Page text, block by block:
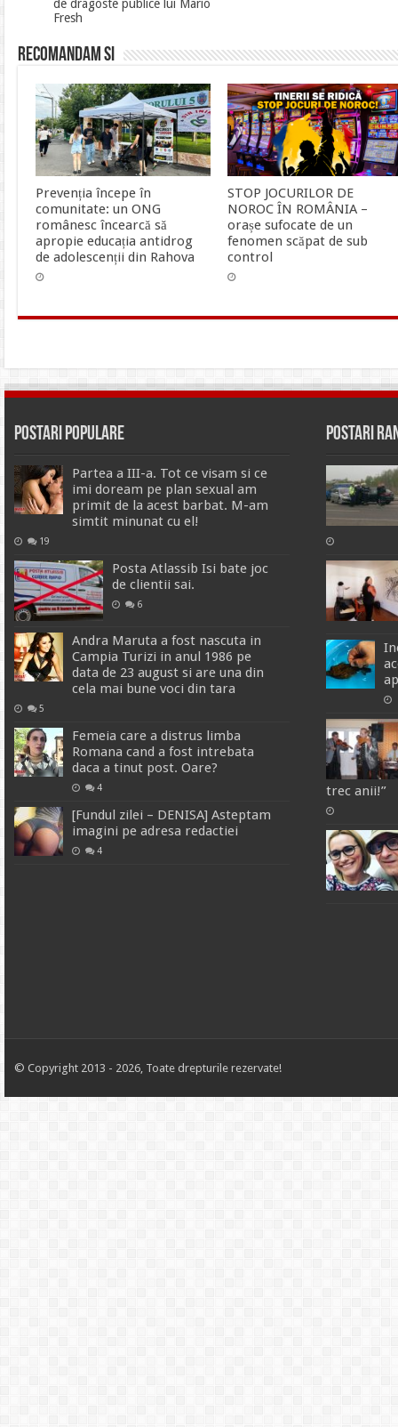
de dragoste publice lui Mario
Fresh
Recomandam si
Prevenția începe în
comunitate: un ONG
românesc încearcă să
apropie educația antidrog
de adolescenții din Rahova
STOP JOCURILOR DE
NOROC ÎN ROMÂNIA –
orașe sufocate de un
fenomen scăpat de sub
control
Postari Populare
Partea a III-a. Tot ce visam si ce
imi doream pe plan sexual am
primit de la acest barbat. M-am
simtit minunat cu el!
19
Posta Atlassib Isi bate joc
de clientii sai.
6
Andra Maruta a fost nascuta in
Campia Turizi in anul 1986 pe
data de 23 august si are una din
cela mai bune voci din tara
5
Femeia care a distrus limba
Romana cand a fost intrebata
daca a tinut post. Oare?
4
[Fundul zilei – DENISA] Asteptam
imagini pe adresa redactiei
4
Postari
trec anii!”
© Copyright 2013 - 2026, Toate drepturile rezervate!